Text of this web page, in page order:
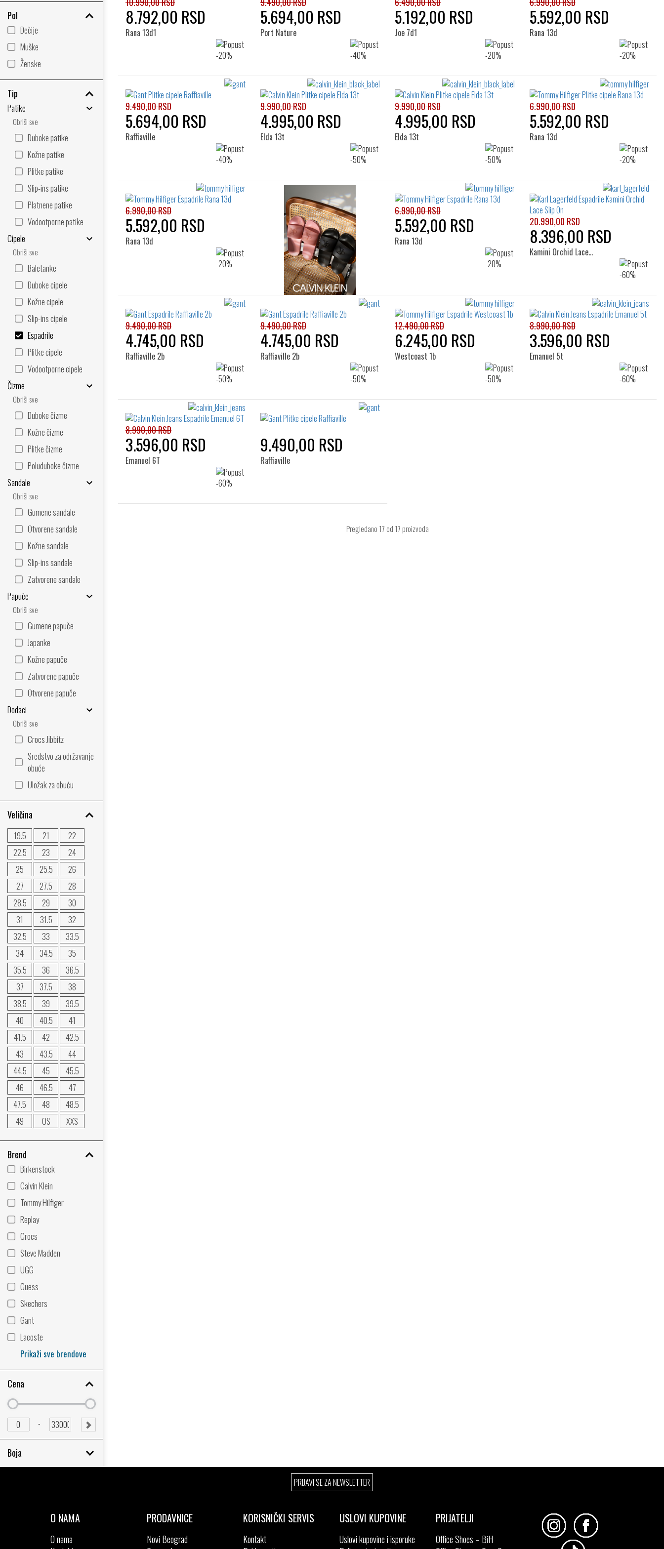
Pol
Dečije
Muške
Ženske
Tip
Patike
Obriši sve
Duboke patike
Kožne patike
Plitke patike
Slip-ins patike
Platnene patike
Vodootporne patike
Cipele
Obriši sve
Baletanke
Duboke cipele
Kožne cipele
Slip-ins cipele
Espadrile
Plitke cipele
Vodootporne cipele
Čizme
Obriši sve
Duboke čizme
Kožne čizme
Plitke čizme
Poluduboke čizme
Sandale
Obriši sve
Gumene sandale
Otvorene sandale
Kožne sandale
Slip-ins sandale
Zatvorene sandale
Papuče
Obriši sve
Gumene papuče
Japanke
Kožne papuče
Zatvorene papuče
Otvorene papuče
Dodaci
Obriši sve
Crocs Jibbitz
Sredstvo za održavanje
obuće
Uložak za obuću
Veličina
19.5 21
22
22.5
23
24
25
25.5
26
27
27.5
28
28.5
29
30
31
31.5
32
32.5
33
33.5
34
34.5
35
35.5
36
36.5
37
37.5
38
38.5
39
39.5
40
40.5
41
41.5
42
42.5
43
43.5
44
44.5
45
45.5
46
46.5
47
47.5
48
48.5
49
OS XXS
Brend
Birkenstock
Calvin Klein
Tommy Hilfiger
Replay
Crocs
Steve Madden
UGG
Guess
Skechers
Gant
Lacoste
Prikaži sve brendove
Cena
Minimum
price
Minimum
price
Minimum
price
-
Maximum
price
SUBMIT
Boja
8.792,00 RSD
Rana 13d1
5.694,00 RSD
Port Nature
5.192,00 RSD
Joe 7d1
5.592,00 RSD
Rana 13d
9.490,00 RSD
5.694,00 RSD
Raffiaville
9.990,00 RSD
4.995,00 RSD
Elda 13t
9.990,00 RSD
4.995,00 RSD
Elda 13t
6.990,00 RSD
5.592,00 RSD
Rana 13d
6.990,00 RSD
5.592,00 RSD
Rana 13d
6.990,00 RSD
5.592,00 RSD
Rana 13d
20.990,00 RSD
8.396,00 RSD
Kamini Orchid Lace…
9.490,00 RSD
4.745,00 RSD
Raffiaville 2b
9.490,00 RSD
4.745,00 RSD
Raffiaville 2b
12.490,00 RSD
6.245,00 RSD
Westcoast 1b
8.990,00 RSD
3.596,00 RSD
Emanuel 5t
8.990,00 RSD
3.596,00 RSD
Emanuel 6T
9.490,00 RSD
Raffiaville
Pregledano 17 od 17 proizvoda
PRIJAVI SE ZA NEWSLETTER
O NAMA
O nama
PRODAVNICE
Novi Beograd
KORISNIČKI SERVIS
Kontakt
USLOVI KUPOVINE
Uslovi kupovine i isporuke
PRIJATELJI
Office Shoes – BiH